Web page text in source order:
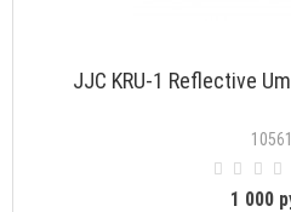
JJC KRU-1 Reflective
10561
1 000